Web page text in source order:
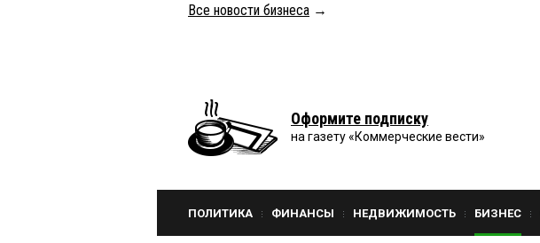
Все новости бизнеса →
Оформите подписку
на газету «Коммерческие вести»
ПОЛИТИКА ФИНАНСЫ НЕДВИЖИМОСТЬ БИЗНЕС